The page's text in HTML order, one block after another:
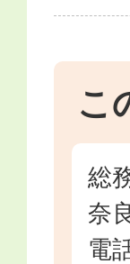
こ
総
奈
電